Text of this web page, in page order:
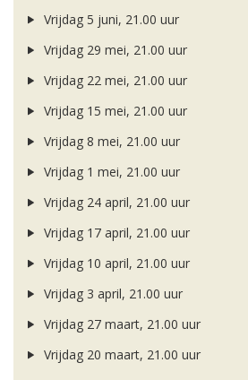
Vrijdag 5 juni, 21.00 uur
Vrijdag 29 mei, 21.00 uur
Vrijdag 22 mei, 21.00 uur
Vrijdag 15 mei, 21.00 uur
Vrijdag 8 mei, 21.00 uur
Vrijdag 1 mei, 21.00 uur
Vrijdag 24 april, 21.00 uur
Vrijdag 17 april, 21.00 uur
Vrijdag 10 april, 21.00 uur
Vrijdag 3 april, 21.00 uur
Vrijdag 27 maart, 21.00 uur
Vrijdag 20 maart, 21.00 uur